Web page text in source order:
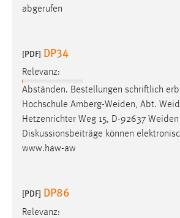
abgerufen
[PDF] DP34
Relevanz:
Abständen. Bestellungen schriftlich
Hochschule Amberg-Weiden, Abt.
Hetzenrichter Weg 15, D-92637
Diskussionsbeiträge können
www.haw-aw
[PDF] DP86
Relevanz: